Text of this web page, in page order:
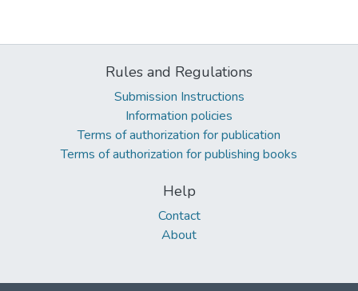
Rules and Regulations
Submission Instructions
Information policies
Terms of authorization for publication
Terms of authorization for publishing books
Help
Contact
About